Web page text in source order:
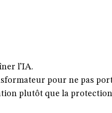
l’IA.
pour ne pas
plutôt que la